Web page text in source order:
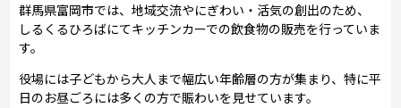
群馬県富岡市では、地域交流やにぎわい・活気の創出のため、
しるくるひろばにてキッチンカーでの飲食物の販売を行っていま
す。
役場には子どもから大人まで幅広い年齢層の方が集まり、特に平
日のお昼ごろには多くの方で賑わいを見せています。